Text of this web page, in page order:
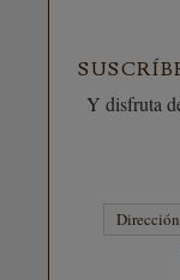
Y disfruta